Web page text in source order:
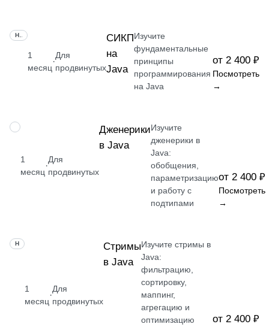
1
месяц
·
Для
продвинутых
СИКП
на
Java
Изучите
фундаментальные
принципы
программирования
на Java
от 2 400 ₽
Посмотреть
→
НАВЫК
1
месяц
·
Для
продвинутых
Дженерики
в Java
Изучите
дженерики в
Java:
обобщения,
параметризацию
и работу с
подтипами
от 2 400 ₽
Посмотреть
→
НАВЫК
1
месяц
·
Для
продвинутых
Стримы
в Java
Изучите стримы в
Java:
фильтрацию,
сортировку,
маппинг,
агрегацию и
оптимизацию
от 2 400 ₽